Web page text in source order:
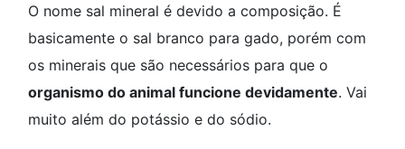
O nome sal mineral é devido a composição. É
basicamente o sal branco para gado, porém com
os minerais que são necessários para que o
organismo do animal funcione devidamente. Vai
muito além do potássio e do sódio.